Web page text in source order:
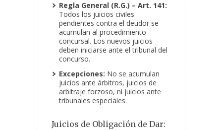
Regla General (R.G.) – Art. 141:
Todos los juicios civiles
pendientes contra el deudor se
acumulan al procedimiento
concursal. Los nuevos juicios
deben iniciarse ante el tribunal del
concurso.
Excepciones: No se acumulan
juicios ante árbitros, juicios de
arbitraje forzoso, ni juicios ante
tribunales especiales.
Juicios de Obligación de Dar: